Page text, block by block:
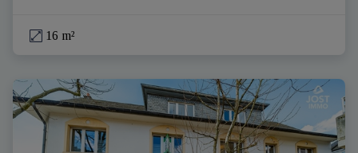
16 m²